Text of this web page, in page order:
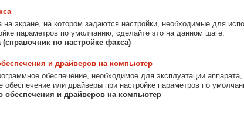
на экране, на котором задаются настройки, необходимые для
параметров по умолчанию, сделайте это на данном шаге.
по настройке факса)
и драйверов на компьютер
обеспечение, необходимое для эксплуатации
обеспечение или драйверы при настройке параметров по
обеспечения и драйверов на компьютер